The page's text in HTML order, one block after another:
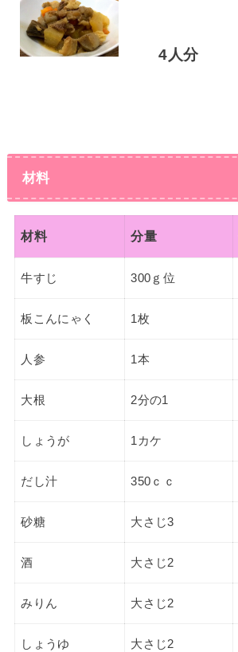
4人分
材料
材料 分量
牛すじ 300ｇ位
板こんにゃく 1枚
人参 1本
大根 2分の1
しょうが 1カケ
だし汁 350ｃｃ
砂糖 大さじ3
酒 大さじ2
みりん 大さじ2
しょうゆ 大さじ2